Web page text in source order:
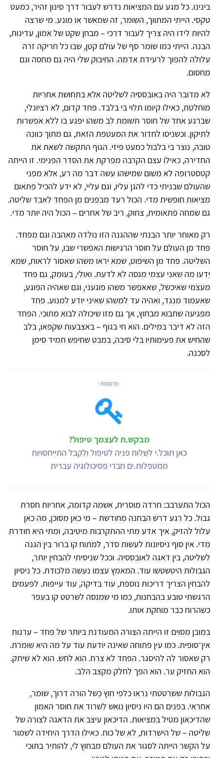
בינינו. כל מגע עם המציאות נדרש לעבור דרך סינון זהיר, כמעט
טקסי. הייתי המתווך, השומר, זה שמאשר או מונע. מי שרצה
להיות לידו היה צריך לעבור דרכי – מבחן שקט של אמון, עדינות,
הבנה. הייתי כמו שומר סף של עולם קטן, שבו כל חריקה זרה
עלולה להפוך לרעידת אדמה. החיבוק שלי היה גם מחסה וגם
מחסום.
לא מדובר היה באובססיה לשליטה אלא בתחושת אחריות
מוחלטת, כאילו קיומו תלוי בי בלבד. פחד קדום, לא רציונלי,
שברגע אחד של חוסר תשומת לב משהו יפגע בו ללא אפשרות
לתיקון. וכשניסו לחדור את המעטפת הזאת, גם מתוך כוונה
טובה, נוצר בי בלבול כמעט פיזי. הגוף התקשה לשאת את
החדירה, כאילו עצם הקרבה מפרקת את הסדר הפנימי. זו הייתה
קטסטרופה לא משום שמישהו עשה דבר מה רע, אלא מפני
שהעולם שבניתי כדי להגן עליו, וגם עליי, לא ידע להכיל פתאום
מציאות חופשית מדי. הכול רעד מבפנים מן הפחד לאבד שליטה.
גם שמחה פתאומית, צחוק, ריב של אחרים – הכול היה יותר מדי.
רק מאוחר יותר הבנתי שההגנה הזו נולדה מאהבה וגם מפחד.
פחד מן העולם על חוסר הרגישות האפשרי שבו, על חוסר
השליטה. פחד מן השיפוט, שמא יראו משהו שאסור לראות, שמא
יֵדעו מה שאני עצמי מנסה לא לדעת. ואולי, בעומק, גם פחד
מעצמי שאיכשל, שאאפשר משהו פוגעני, וגם שאהיה הפוגע,
שאעמוד מנגד, ואהיה עד למשהו שאיני יודע למנוע. פחד
מפגיעה שתבוא מבחוץ, אך גם מזו שיכולה לבוא מתוכי. הפחד
הזה לא דיבר במילים. הוא חי בגוף – באצבעות שקפאו, בלב
שהחיש את פעימותיו בלי סיבה, במבט שחיפש תמיד סימן
לסכנה.
- פרסומת -
מבקש.ת לעצמך טיפול?
כאן תוכל.י לשלוח פניה לטיפול ולקבל התייחסויות
ממטפלות.ים חברי פסיכולוגיה עברית
הכול התערבב: חרדה מוסרית, אשמה קדומה, אחריות חסרת
גבול. כל רגע דרש הבחנה מחודשת – מי כאן מסוכן, מה כאן
עלול להזיק, איך אדע מתי ההתקרבות מיטיבה, ומתי היא חודרת
מדי. אין סוף ניסיונות לעשות סדר, למתוח קו ברור בין הגנה
לשליטה, בין דאגה לאובססיה. וככל שניסיתי להבחין יותר,
הגבולות היטשטשו עוד. המאמץ עצמו נעשה מלכודת. כל ניסיון
להבחין הצריך דריכות נוספת, עוד בדיקה, עוד עייפות. לפעמים
הרגשתי טובע בהבחנות, כמו מי שמנסה לשרטט קו בעפר
כשהרוח כבר מוחקת אותו.
במובן מסוים זו הייתה הצורה המעודנת ביותר של פחד – ערנות
אין־סופית. כמו עין פתוחה שאינה יודעת עוד על מה היא שומרת.
רק שאסור לה להיסגר. הפחד לא צרח. הוא לחש. הוא לא שיתק.
הוא החזיק ער. הוא הפך לחלק מקצב הלב.
הגבולות ששרטטתי נראו כלפי חוץ כְּשל הורה דרוך, שומר,
אחראי. בפנים הם היו ניסיון נואש לשרוד את חוסר האמון
שהדיכאון מטיל במציאות. הדיכאון עיצב את הדאגה לצורה של
שליטה – של הישרדות, לא של כוח. כאילו הדרך היחידה לשמור
על הקשר הייתה לסגור את העולם מבחוץ לי, להותיר בתוכי